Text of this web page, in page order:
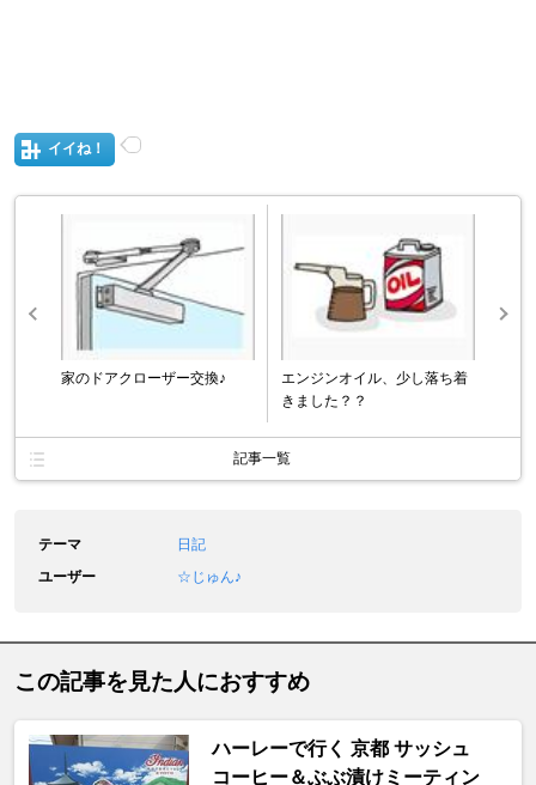
イイね！
家のドアクローザー交換♪
エンジンオイル、少し落ち着
きました？？
記事一覧
テーマ
日記
ユーザー
☆じゅん♪
この記事を見た人におすすめ
ハーレーで行く 京都 サッシュ
コーヒー＆ぶぶ漬けミーティン